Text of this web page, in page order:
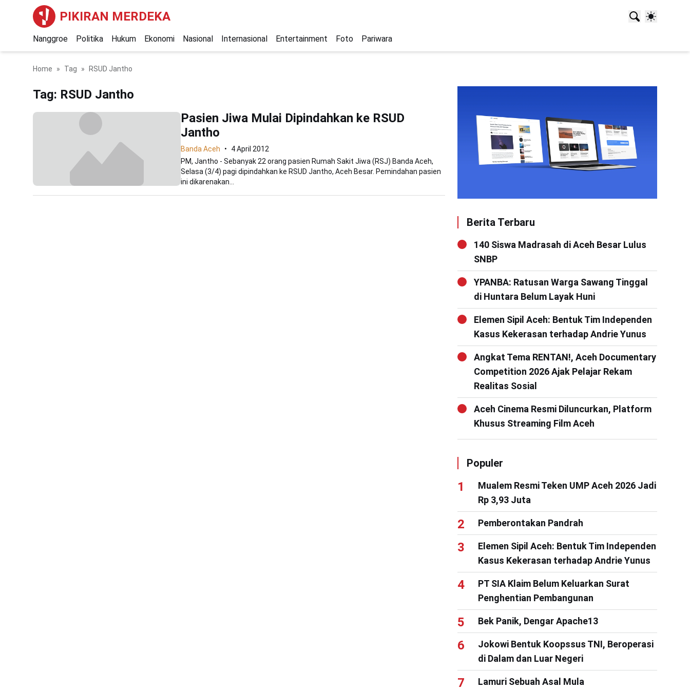
PIKIRAN MERDEKA
Nanggroe Politika Hukum Ekonomi Nasional Internasional Entertainment Foto Pariwara
Home Tag RSUD Jantho
Tag: RSUD Jantho
Pasien Jiwa Mulai Dipindahkan ke RSUD
Jantho
Banda Aceh
4 April 2012
PM, Jantho - Sebanyak 22 orang pasien Rumah Sakit Jiwa (RSJ) Banda Aceh,
Selasa (3/4) pagi dipindahkan ke RSUD Jantho, Aceh Besar. Pemindahan pasien
ini dikarenakan...
Berita Terbaru
140 Siswa Madrasah di Aceh Besar Lulus
SNBP
YPANBA: Ratusan Warga Sawang Tinggal
di Huntara Belum Layak Huni
Elemen Sipil Aceh: Bentuk Tim Independen
Kasus Kekerasan terhadap Andrie Yunus
Angkat Tema RENTAN!, Aceh Documentary
Competition 2026 Ajak Pelajar Rekam
Realitas Sosial
Aceh Cinema Resmi Diluncurkan, Platform
Khusus Streaming Film Aceh
Populer
Mualem Resmi Teken UMP Aceh 2026 Jadi
Rp 3,93 Juta
Pemberontakan Pandrah
Elemen Sipil Aceh: Bentuk Tim Independen
Kasus Kekerasan terhadap Andrie Yunus
PT SIA Klaim Belum Keluarkan Surat
Penghentian Pembangunan
Bek Panik, Dengar Apache13
Jokowi Bentuk Koopssus TNI, Beroperasi
di Dalam dan Luar Negeri
Lamuri Sebuah Asal Mula